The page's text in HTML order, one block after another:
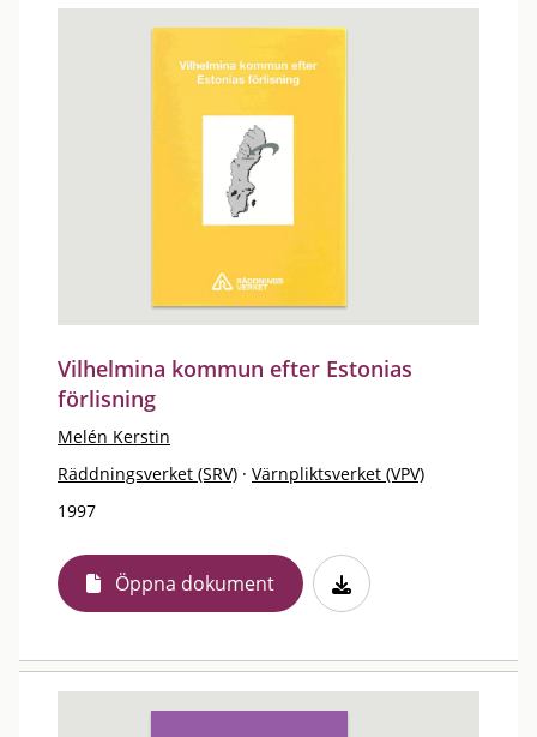
Vilhelmina kommun efter Estonias
förlisning
Melén Kerstin
Räddningsverket (SRV) · Värnpliktsverket (VPV)
1997
Öppna dokument